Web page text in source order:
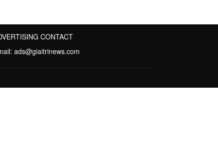
CONTACT
ads@giaitrinews.com